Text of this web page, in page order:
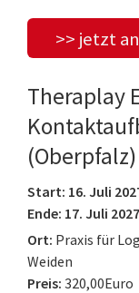
>> jetzt
Theraplay
(Oberpfalz)
Start: 16. Juli
Ende: 17. Juli
Ort: Praxis für
Weiden
Preis: 320,00Euro